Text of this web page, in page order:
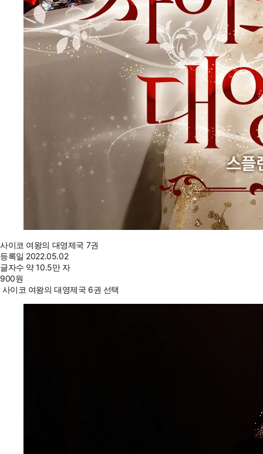
사이코 여왕의 대영제국 7권
등록일 2022.05.02
글자수 약 10.5만 자
900원
사이코 여왕의 대영제국 6권 선택